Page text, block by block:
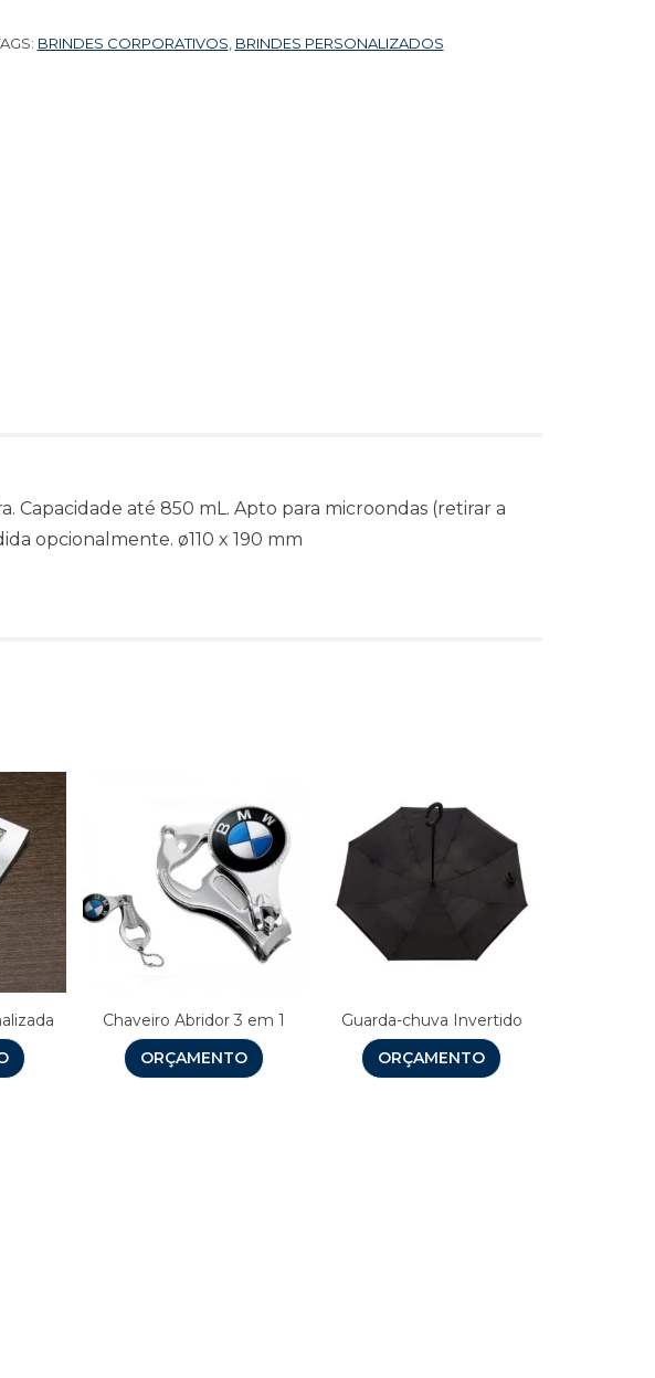
BRINDES CORPORATIVOS BRINDES PERSONALIZADOS
Capacidade até 850 mL. Apto para microondas (retirar a
opcionalmente. ø110 x 190 mm
Chaveiro Abridor 3 em 1
ORÇAMENTO
Guarda-chuva Invertido
ORÇAMENTO